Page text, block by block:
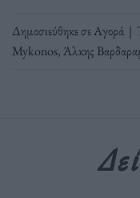
Δημοσιεύθηκε σεΑγορά |
Mykonos,Άλκης